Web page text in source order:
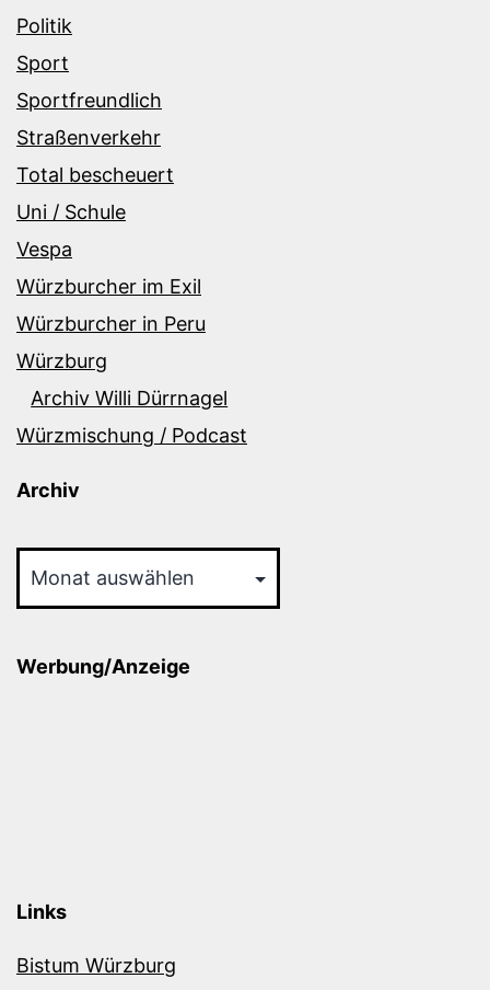
Politik
Sport
Sportfreundlich
Straßenverkehr
Total bescheuert
Uni / Schule
Vespa
Würzburcher im Exil
Würzburcher in Peru
Würzburg
Archiv Willi Dürrnagel
Würzmischung / Podcast
Archiv
Werbung/Anzeige
Links
Bistum Würzburg